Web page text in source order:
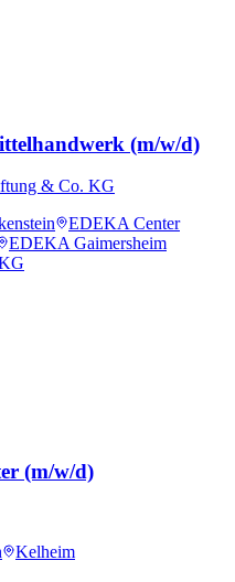
(m/w/d)
& Co. KG
EDEKA Center
EDEKA Gaimersheim
(m/w/d)
Kelheim